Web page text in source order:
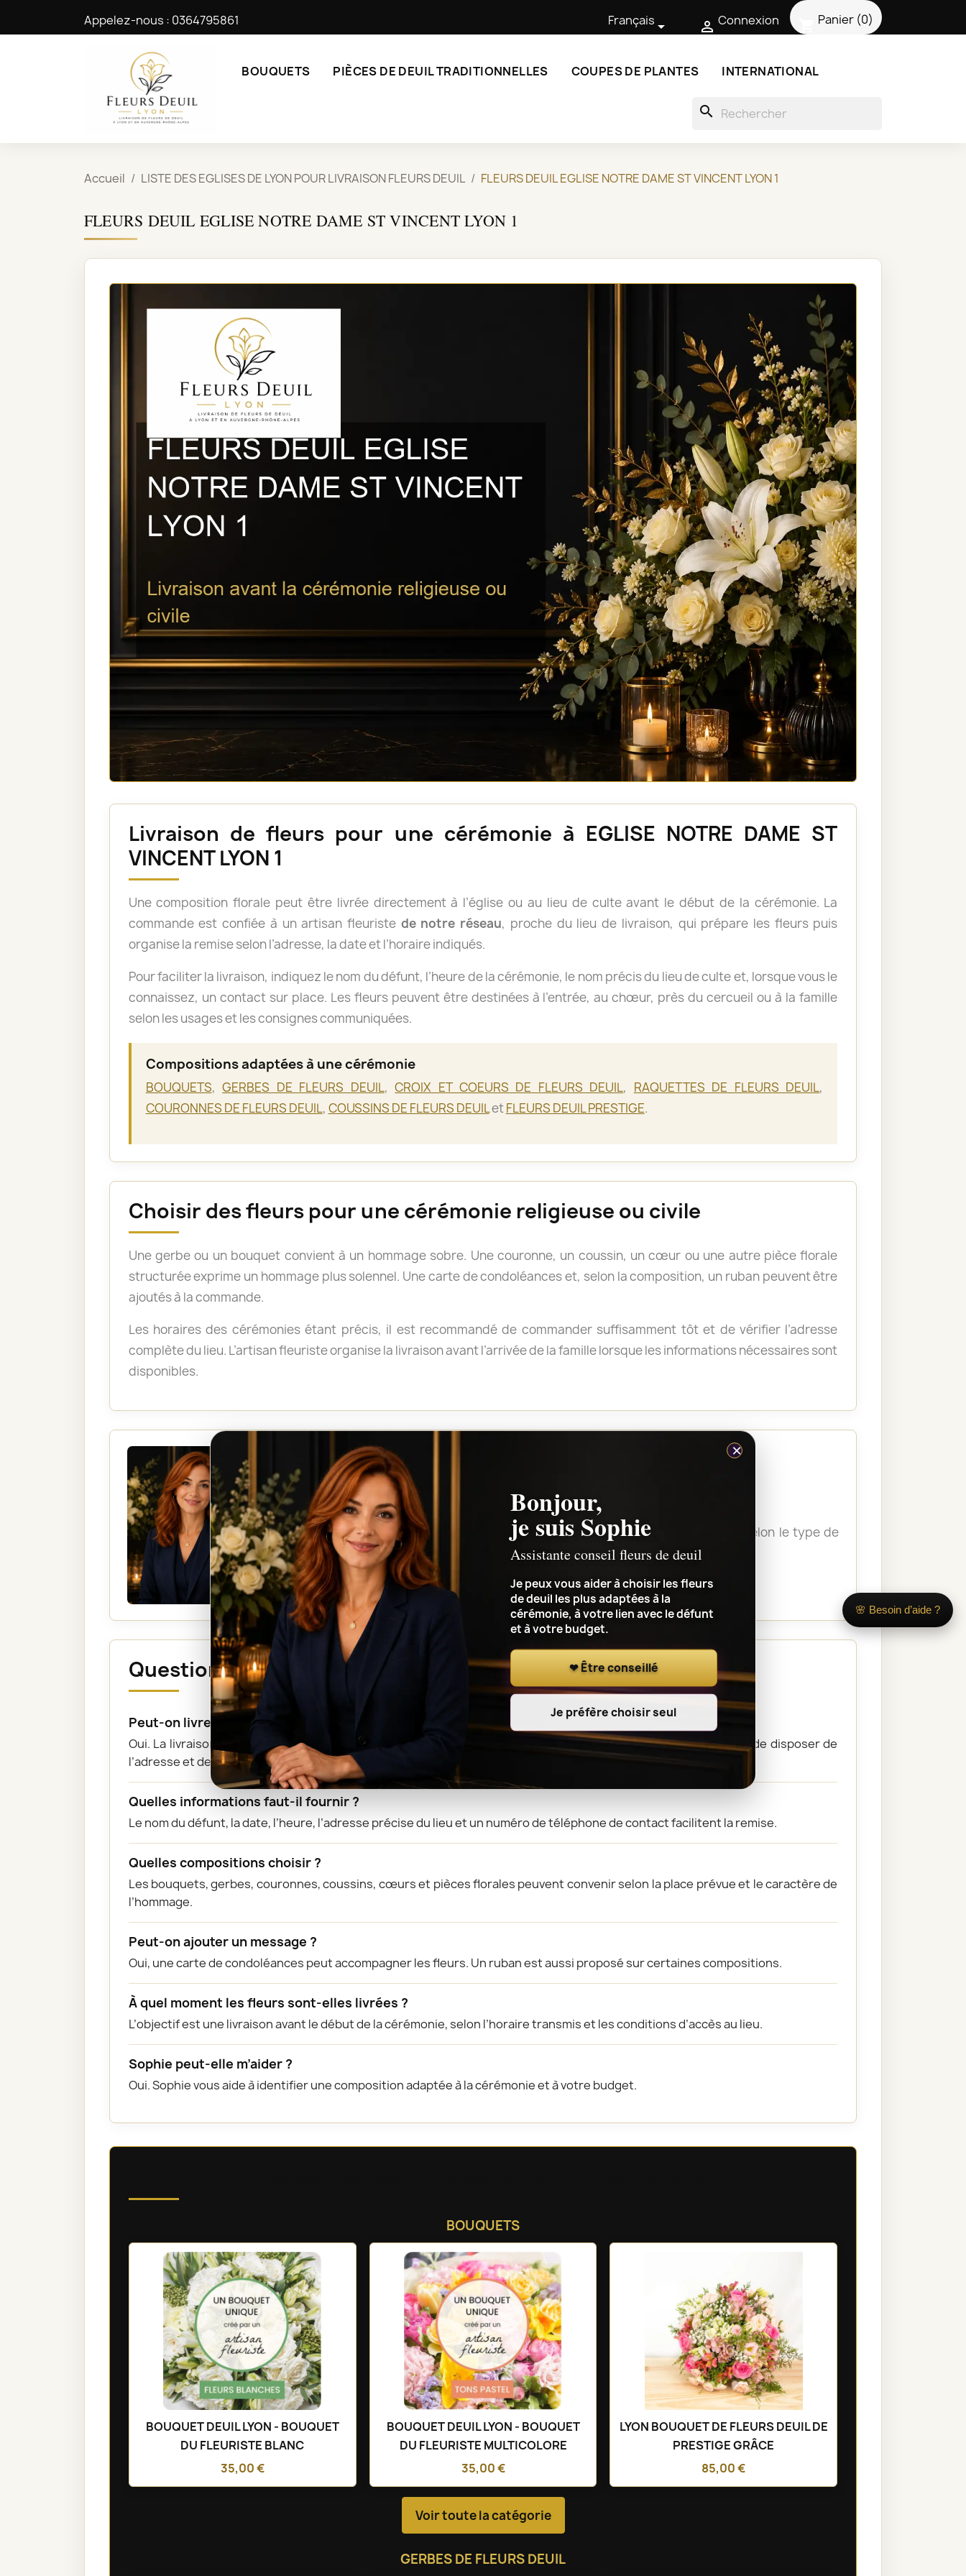
Appelez-nous : 0364795861 Français  Connexion Panier (0)
BOUQUETS PIÈCES DE DEUIL TRADITIONNELLES COUPES DE PLANTES INTERNATIONAL
search
Accueil LISTE DES EGLISES DE LYON POUR LIVRAISON FLEURS DEUIL FLEURS DEUIL EGLISE NOTRE DAME ST VINCENT LYON 1
FLEURS DEUIL EGLISE NOTRE DAME ST VINCENT LYON 1
Livraison de fleurs pour une cérémonie à EGLISE NOTRE DAME ST
VINCENT LYON 1
Une composition florale peut être livrée directement à l’église ou au lieu de culte avant le début de la cérémonie. La
commande est confiée à un artisan fleuriste de notre réseau, proche du lieu de livraison, qui prépare les fleurs puis
organise la remise selon l’adresse, la date et l’horaire indiqués.
Pour faciliter la livraison, indiquez le nom du défunt, l’heure de la cérémonie, le nom précis du lieu de culte et, lorsque vous le
connaissez, un contact sur place. Les fleurs peuvent être destinées à l’entrée, au chœur, près du cercueil ou à la famille
selon les usages et les consignes communiquées.
Compositions adaptées à une cérémonie
BOUQUETS,GERBES DE FLEURS DEUIL,CROIX ET COEURS DE FLEURS DEUIL, RAQUETTES DE FLEURS DEUIL,
COURONNES DE FLEURS DEUIL, COUSSINS DE FLEURS DEUILetFLEURS DEUIL PRESTIGE.
Choisir des fleurs pour une cérémonie religieuse ou civile
Une gerbe ou un bouquet convient à un hommage sobre. Une couronne, un coussin, un cœur ou une autre pièce florale
structurée exprime un hommage plus solennel. Une carte de condoléances et, selon la composition, un ruban peuvent être
ajoutés à la commande.
Les horaires des cérémonies étant précis, il est recommandé de commander suffisamment tôt et de vérifier l’adresse
complète du lieu. L’artisan fleuriste organise la livraison avant l’arrivée de la famille lorsque les informations nécessaires sont
disponibles.
Sophie vous aide à choisir
Vous hésitez entre plusieurs compositions ? Sophie, notre conseillère, vous guide selon le type de
cérémonie, votre relation avec le défunt et votre budget.
Questions fréquentes sur la livraison dans un lieu de culte
Peut-on livrer directement à l’église ?
Oui. La livraison peut être organisée à l’église ou dans un autre lieu de culte avant la cérémonie, sous réserve de disposer de
l’adresse et de l’horaire exacts.
Quelles informations faut-il fournir ?
Le nom du défunt, la date, l’heure, l’adresse précise du lieu et un numéro de téléphone de contact facilitent la remise.
Quelles compositions choisir ?
Les bouquets, gerbes, couronnes, coussins, cœurs et pièces florales peuvent convenir selon la place prévue et le caractère de
l’hommage.
Peut-on ajouter un message ?
Oui, une carte de condoléances peut accompagner les fleurs. Un ruban est aussi proposé sur certaines compositions.
À quel moment les fleurs sont-elles livrées ?
L’objectif est une livraison avant le début de la cérémonie, selon l’horaire transmis et les conditions d’accès au lieu.
Sophie peut-elle m’aider ?
Oui. Sophie vous aide à identifier une composition adaptée à la cérémonie et à votre budget.
BOUQUETS
BOUQUET DEUIL LYON - BOUQUET
DU FLEURISTE BLANC
35,00 €
BOUQUET DEUIL LYON - BOUQUET
DU FLEURISTE MULTICOLORE
35,00 €
LYON BOUQUET DE FLEURS DEUIL DE
PRESTIGE GRÂCE
85,00 €
Voir toute la catégorie
GERBES DE FLEURS DEUIL
🌸 Besoin d’aide ?
×
Bonjour,
je suis Sophie
Assistante conseil fleurs de deuil
Je peux vous aider à choisir les fleurs
de deuil les plus adaptées à la
cérémonie, à votre lien avec le défunt
et à votre budget.
❤ Être conseillé
Je préfère choisir seul